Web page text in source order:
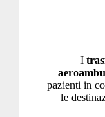
I
pazienti in
le